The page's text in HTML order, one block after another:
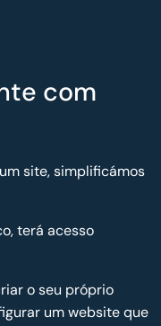
com
site, simplificámos
terá acesso
o seu próprio
um website que